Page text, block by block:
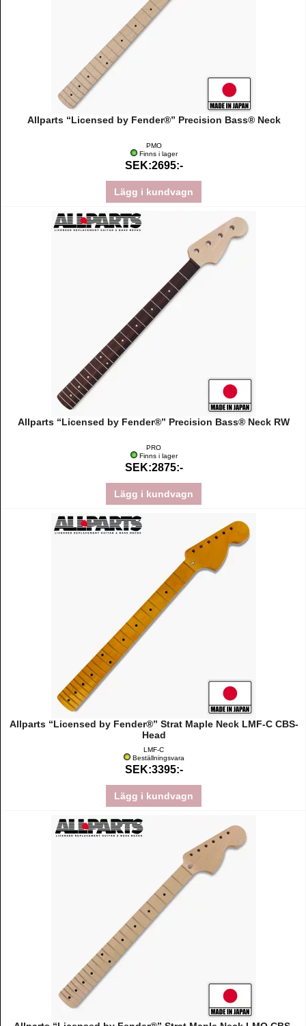
Allparts “Licensed by Fender®” Precision Bass® Neck
PMO
Finns i lager
SEK:2695:-
Lägg i kundvagn
Allparts “Licensed by Fender®” Precision Bass® Neck RW
PRO
Finns i lager
SEK:2875:-
Lägg i kundvagn
Allparts “Licensed by Fender®” Strat Maple Neck LMF-C CBS-
Head
LMF-C
Beställningsvara
SEK:3395:-
Lägg i kundvagn